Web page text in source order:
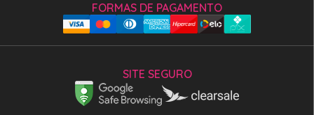
SITE SEGURO
FORMAS DE PAGAMENTO